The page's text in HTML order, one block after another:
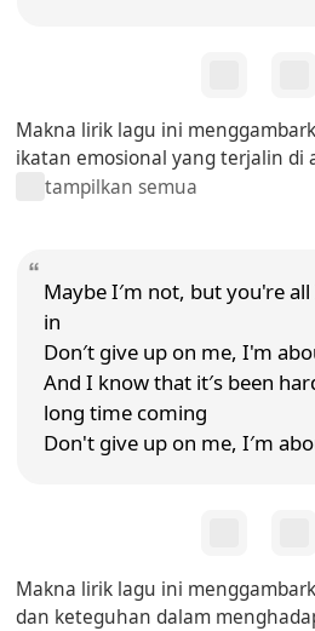
Makna lirik lagu ini
ikatan emosional yang terjalin di
tampilkan semua
Maybe I′m not, but you're
in
Don′t give up on me, I'm
And I know that it′s been
long time coming
Don't give up on me, I′m
Makna lirik lagu ini
dan keteguhan dalam